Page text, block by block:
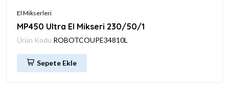
El Mikserleri
MP450 Ultra El Mikseri 230/50/1
Ürün Kodu ROBOTCOUPE34810L
Sepete Ekle